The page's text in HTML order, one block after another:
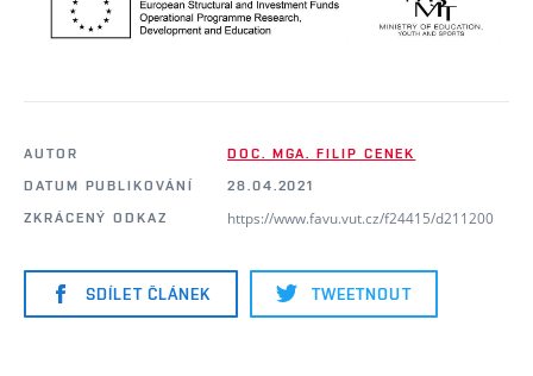
AUTOR
DOC. MGA. FILIP CENEK
DATUM PUBLIKOVÁNÍ
28.04.2021
ZKRÁCENÝ ODKAZ
https://www.favu.vut.cz/f24415/d211200
SDÍLET ČLÁNEK TWEETNOUT